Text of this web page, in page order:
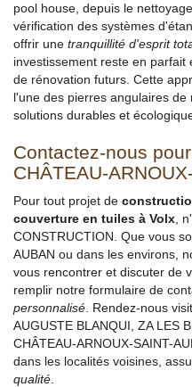
pool house, depuis le
vérification des systèmes
offrir une tranquillité d'esprit
investissement reste en
de rénovation futurs. Cette
l'une des pierres angulaires
solutions durables et
Contactez-nous
CHÂTEAU-
Pour tout projet de
couverture en tuiles à Volx ,
CONSTRUCTION. Que vous
AUBAN ou dans les environs,
vous rencontrer et discuter de
remplir notre formulaire de
personnalisé . Rendez-nous
AUGUSTE BLANQUI, ZA LES
CHÂTEAU-ARNOUX-SAINT-
dans les localités voisines,
qualité